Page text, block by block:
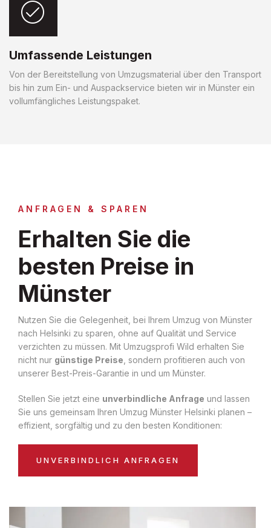
Umfassende Leistungen
Von der Bereitstellung von Umzugsmaterial über den Transport
bis hin zum Ein- und Auspackservice bieten wir in Münster ein
vollumfängliches Leistungspaket.
ANFRAGEN & SPAREN
Erhalten Sie die
besten Preise in
Münster
Nutzen Sie die Gelegenheit, bei Ihrem Umzug von Münster
nach Helsinki zu sparen, ohne auf Qualität und Service
verzichten zu müssen. Mit Umzugsprofi Wild erhalten Sie
nicht nur günstige Preise , sondern profitieren auch von
unserer Best-Preis-Garantie in und um Münster.
Stellen Sie jetzt eine unverbindliche Anfrage und lassen
Sie uns gemeinsam Ihren Umzug Münster Helsinki planen –
effizient, sorgfältig und zu den besten Konditionen:
UNVERBINDLICH ANFRAGEN